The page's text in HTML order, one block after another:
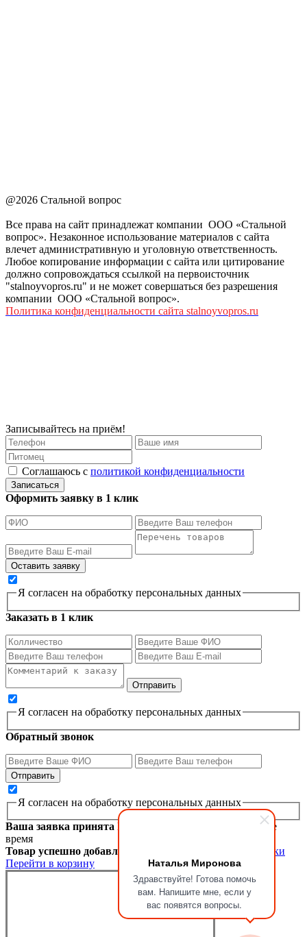
Наталья Миронова
Здравствуйте! Готова помочь
вам. Напишите мне, если у
вас появятся вопросы.
@2026 Стальной вопрос
Все права на сайт принадлежат компании ООО «Стальной
вопрос». Незаконное использование материалов с сайта
влечет административную и уголовную ответственность.
Любое копирование информации с сайта или цитирование
должно сопровождаться ссылкой на первоисточник
"stalnoyvopros.ru" и не может совершаться без разрешения
компании ООО «Стальной вопрос».
Политика конфиденциальности сайта stalnoyvopros.ru
Записывайтесь на приём!
Соглашаюсь с политикой конфиденциальности
Записаться
Оформить заявку в 1 клик
Я согласен на обработку персональных данных
Заказать в 1 клик
Я согласен на обработку персональных данных
Обратный звонок
Я согласен на обработку персональных данных
Ваша заявка принята Мы перезвоним вам в ближайшее
время
Товар успешно добавлен в корзину
Продолжить покупки
Перейти в корзину